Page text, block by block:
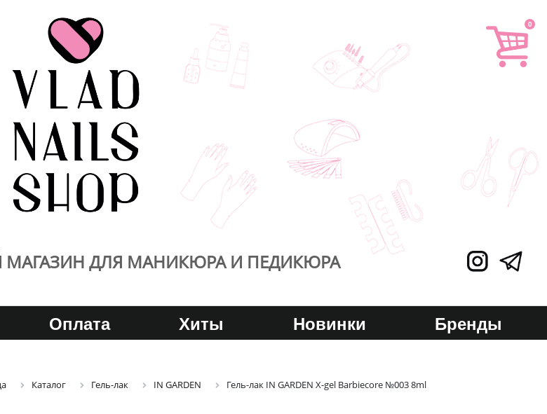
0
ДЛЯ МАНИКЮРА И ПЕДИКЮРА
Оплата Хиты Новинки Бренды
Каталог Гель-лак IN GARDEN Гель-лак IN GARDEN X-gel Barbiecore №003 8ml